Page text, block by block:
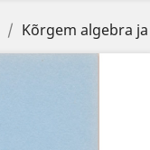
Kõrgem algebra